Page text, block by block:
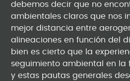
debemos decir que no
ambientales claros que nos
mejor distancia entre
alineaciones en función del
bien es cierto que la
seguimiento ambiental en la
y estas pautas generales